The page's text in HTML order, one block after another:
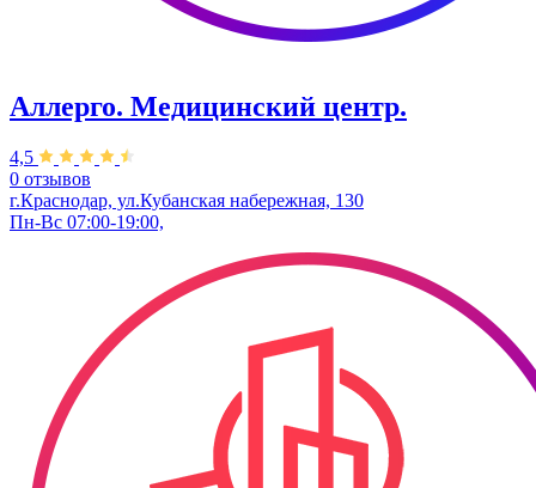
Аллерго. Медицинский центр.
4,5
0 отзывов
г.Краснодар, ул.​Кубанская набережная, 130
Пн-Вс 07:00-19:00,